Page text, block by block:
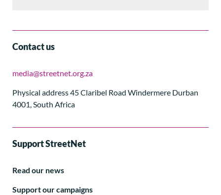
Contact us
media@streetnet.org.za
Physical address 45 Claribel Road Windermere Durban
4001, South Africa
Support StreetNet
Read our news
Support our campaigns